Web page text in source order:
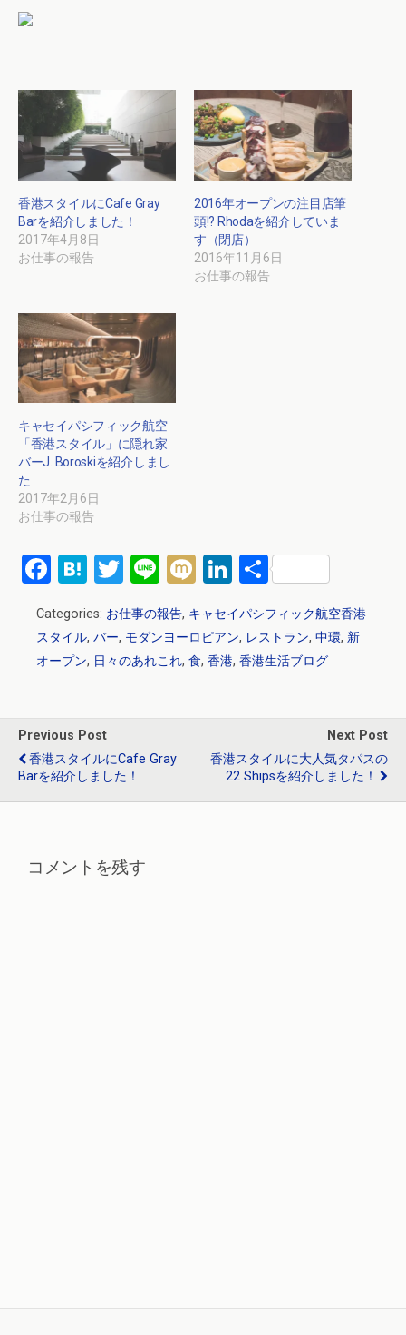
香港スタイルにCafe Gray
Barを紹介しました！
2017年4月8日
お仕事の報告
2016年オープンの注目店筆
頭!? Rhodaを紹介していま
す（閉店）
2016年11月6日
お仕事の報告
キャセイパシフィック航空
「香港スタイル」に隠れ家
バーJ. Boroskiを紹介しまし
た
2017年2月6日
お仕事の報告
F
ce
b
o
k
H
e
n
T
wi
tt
er
Li
n
e
M Li
ke
dI
共
Categories: お仕事の報告, キャセイパシフィック航空香港
スタイル, バー, モダンヨーロピアン, レストラン, 中環, 新
オープン, 日々のあれこれ, 食, 香港, 香港生活ブログ
Previous Post
香港スタイルにCafe Gray
Barを紹介しました！
Next Post
香港スタイルに大人気タパスの
22 Shipsを紹介しました！
コメントを残す